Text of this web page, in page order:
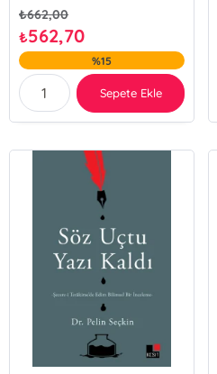
₺662,00
₺562,70
%15
Sepete Ekle